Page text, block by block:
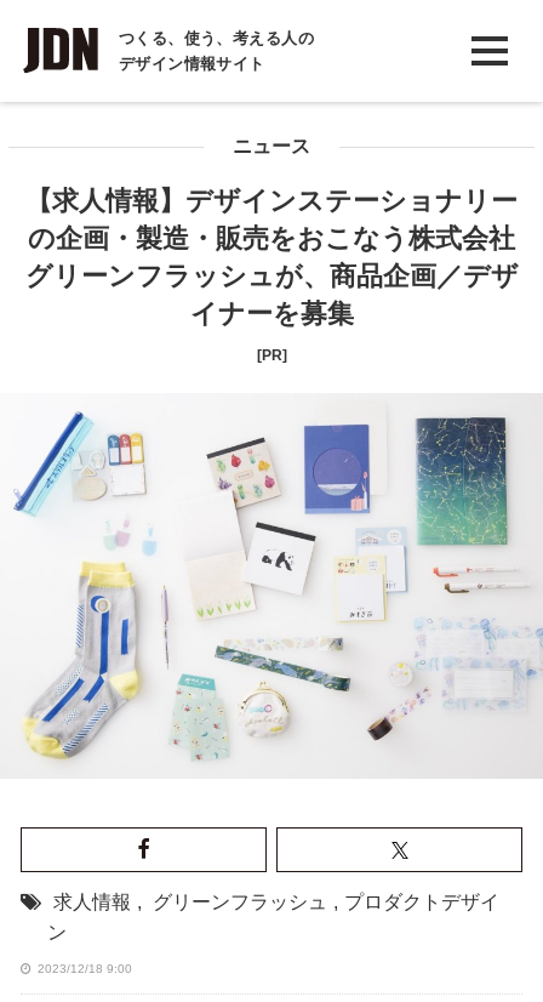
つくる、使う、考える人の
デザイン情報サイト
INTERVIEW
インタビュー
COLUMN
コラム
ニュース
【求人情報】デザインステーショナリー
の企画・製造・販売をおこなう株式会社
グリーンフラッシュが、商品企画／デザ
イナーを募集
[PR]
求人情報 , グリーンフラッシュ , プロダクトデザイ
ン
2023/12/18 9:00